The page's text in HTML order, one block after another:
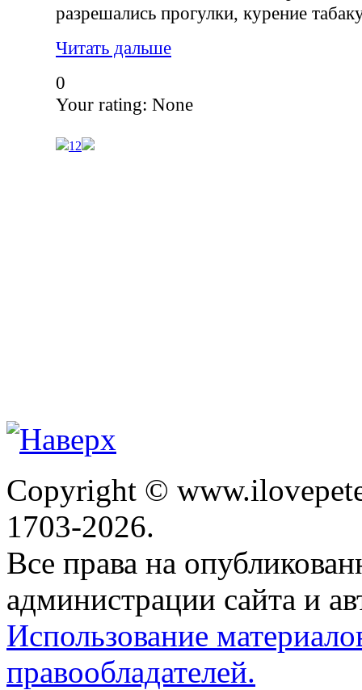
разрешались прогулки, курение
Читать дальше
0
Your rating: None
12
Copyright ©
1703-2026.
Все права на
администрации сайта и
Использование
правообладателей.